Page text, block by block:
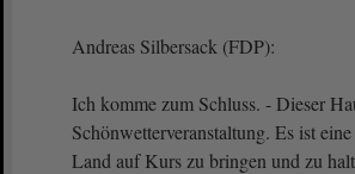
Andreas Silbersack (FDP):
Ich komme zum Schluss. - Dieser
Schönwetterveranstaltung. Es ist
Land auf Kurs zu bringen und zu